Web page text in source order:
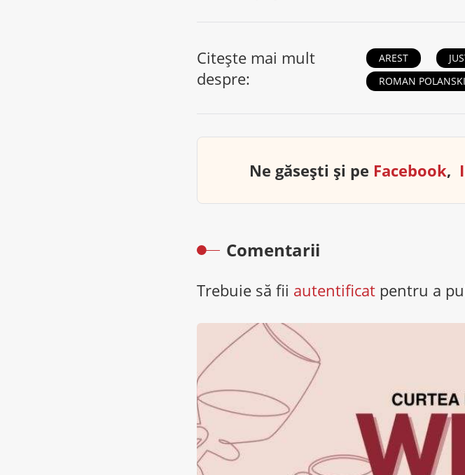
Citește mai mult
despre:
AREST
ROMAN POLANSKI
Ne găsești și pe Facebook,
Comentarii
Trebuie să fii autentificatpentru a